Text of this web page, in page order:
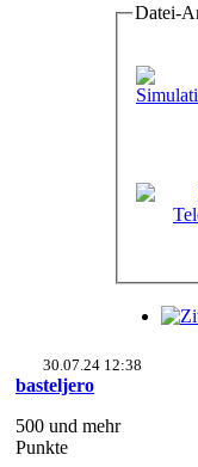
Datei-
30.07.24 12:38
basteljero
500 und mehr
Punkte